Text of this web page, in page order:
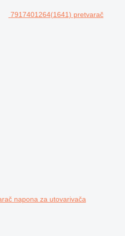
7917401264(1641) pretvarač
napona za utovarivača